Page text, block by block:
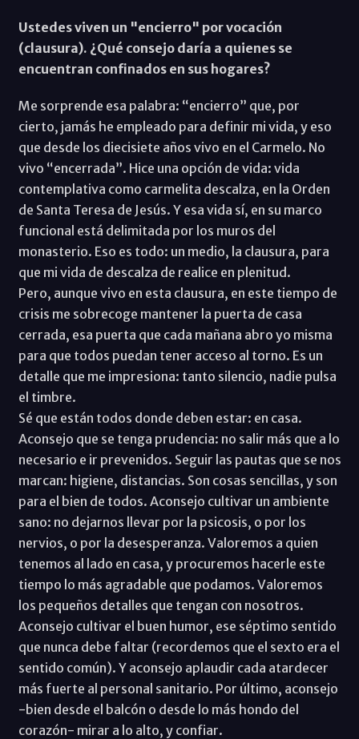
Ustedes viven un "encierro" por vocación
(clausura). ¿Qué consejo daría a quienes se
encuentran confinados en sus hogares?
Me sorprende esa palabra: “encierro” que, por
cierto, jamás he empleado para definir mi vida, y eso
que desde los diecisiete años vivo en el Carmelo. No
vivo “encerrada”. Hice una opción de vida: vida
contemplativa como carmelita descalza, en la Orden
de Santa Teresa de Jesús. Y esa vida sí, en su marco
funcional está delimitada por los muros del
monasterio. Eso es todo: un medio, la clausura, para
que mi vida de descalza de realice en plenitud.
Pero, aunque vivo en esta clausura, en este tiempo de
crisis me sobrecoge mantener la puerta de casa
cerrada, esa puerta que cada mañana abro yo misma
para que todos puedan tener acceso al torno. Es un
detalle que me impresiona: tanto silencio, nadie pulsa
el timbre.
Sé que están todos donde deben estar: en casa.
Aconsejo que se tenga prudencia: no salir más que a lo
necesario e ir prevenidos. Seguir las pautas que se nos
marcan: higiene, distancias. Son cosas sencillas, y son
para el bien de todos. Aconsejo cultivar un ambiente
sano: no dejarnos llevar por la psicosis, o por los
nervios, o por la desesperanza. Valoremos a quien
tenemos al lado en casa, y procuremos hacerle este
tiempo lo más agradable que podamos. Valoremos
los pequeños detalles que tengan con nosotros.
Aconsejo cultivar el buen humor, ese séptimo sentido
que nunca debe faltar (recordemos que el sexto era el
sentido común). Y aconsejo aplaudir cada atardecer
más fuerte al personal sanitario. Por último, aconsejo
-bien desde el balcón o desde lo más hondo del
corazón- mirar a lo alto, y confiar.